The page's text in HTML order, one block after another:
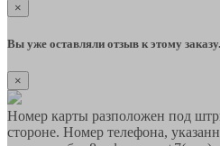
×
Вы уже оставляли отзыв к этому заказу.
×
Номер карты разположен под
стороне. Номер телефона,